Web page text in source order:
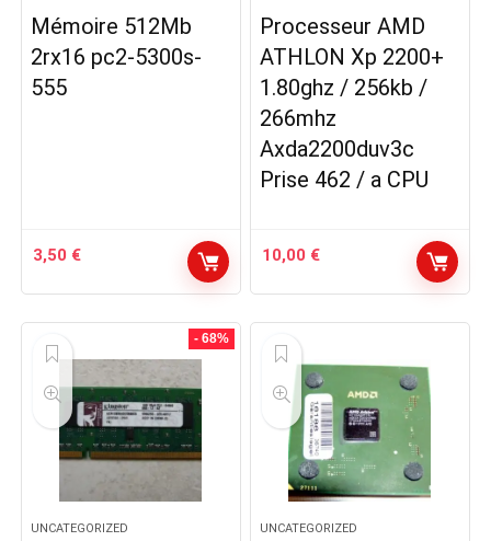
Mémoire 512Mb
2rx16 pc2-5300s-
555
3,50 €
Processeur AMD
ATHLON Xp 2200+
1.80ghz / 256kb /
266mhz
Axda2200duv3c
Prise 462 / a CPU
10,00 €
- 68%
UNCATEGORIZED UNCATEGORIZED